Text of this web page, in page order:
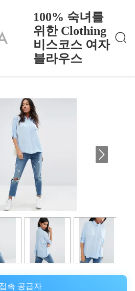
100% 숙녀를
위한 Clothing
비스코스 여자
블라우스
Clothing 비스코스 여자 블라우
Clothing 비스코스
접촉 공급자